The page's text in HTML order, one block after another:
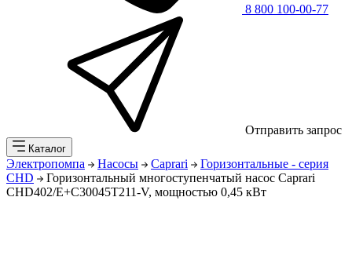
8 800 100-00-77
Отправить запрос
Каталог
Электропомпа Насосы Caprari
Горизонтальные - серия
CHD
Горизонтальный многоступенчатый насос Caprari
CHD402/Е+C30045T211-V, мощностью 0,45 кВт